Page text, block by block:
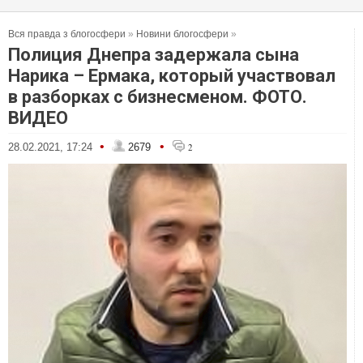
Вся правда з блогосфери » Новини блогосфери »
Полиция Днепра задержала сына
Нарика – Ермака, который участвовал
в разборках с бизнесменом. ФОТО.
ВИДЕО
28.02.2021, 17:24 • 2679 • 2